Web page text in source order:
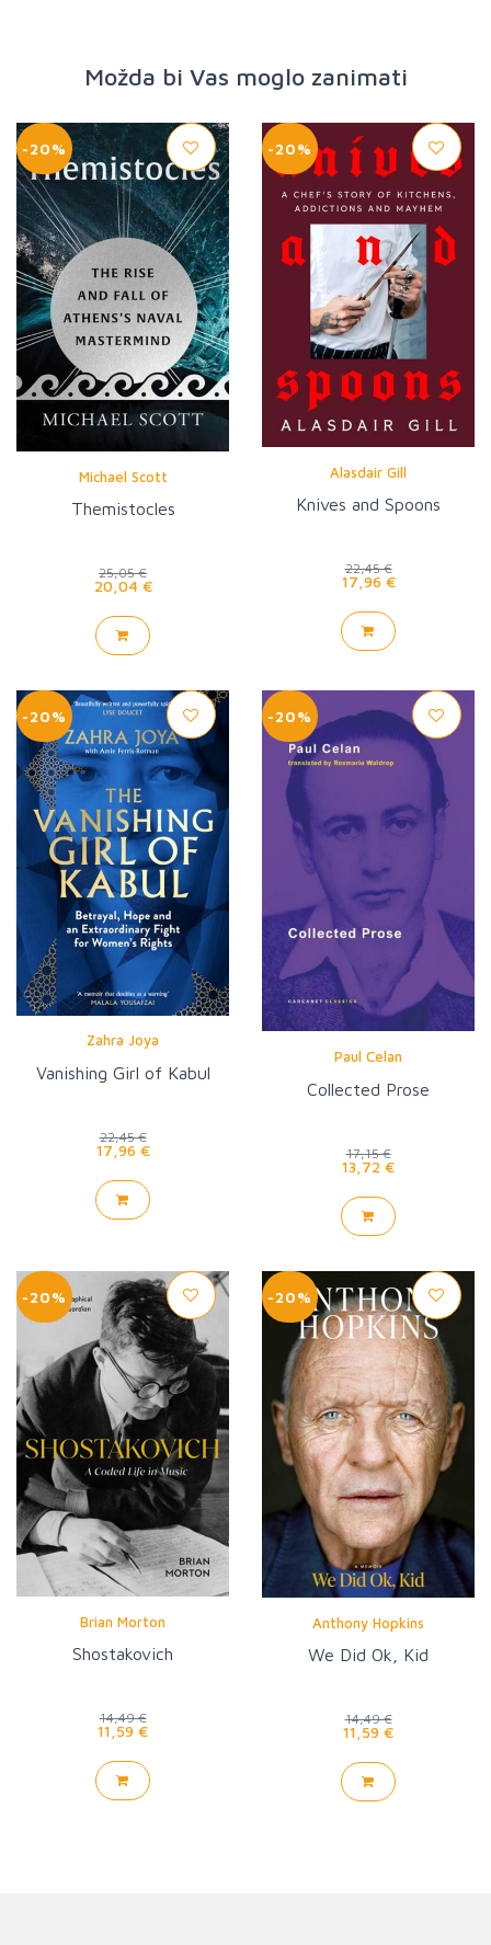
Možda bi Vas moglo zanimati
-20%
Michael Scott
Themistocles
25,05 €
20,04 €
-20%
Alasdair Gill
Knives and Spoons
22,45 €
17,96 €
-20%
Zahra Joya
Vanishing Girl of Kabul
22,45 €
17,96 €
-20%
Paul Celan
Collected Prose
17,15 €
13,72 €
-20%
Brian Morton
Shostakovich
14,49 €
11,59 €
-20%
Anthony Hopkins
We Did Ok, Kid
14,49 €
11,59 €